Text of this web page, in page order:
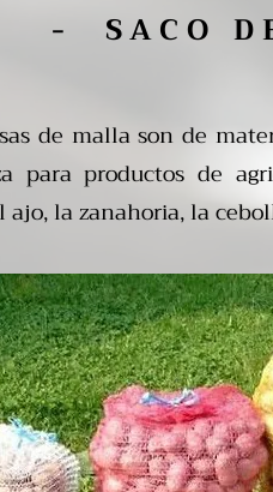
- SACO
de malla son de
para productos de
ajo, la zanahoria, la